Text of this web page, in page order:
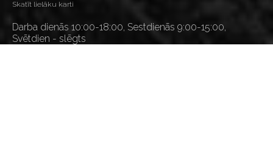
Skatīt lielāku karti
Darba dienās 10:00-18:00, Sestdienās 9:00-15:00,
Svētdien - slēgts